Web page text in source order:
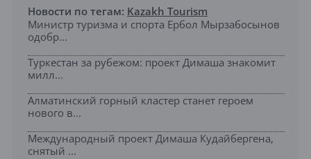
Новости по тегам: Kazakh Tourism
Министр туризма и спорта Ербол Мырзабосынов
одобр...
Туркестан за рубежом: проект Димаша знакомит
милл...
Алматинский горный кластер станет героем
нового в...
Международный проект Димаша Кудайбергена,
снятый ...